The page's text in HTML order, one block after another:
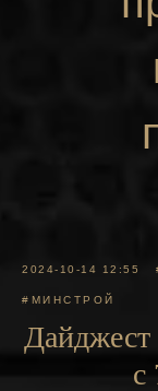
2024-10-14 12:55
#МИНСТРОЙ
Дайджест
с